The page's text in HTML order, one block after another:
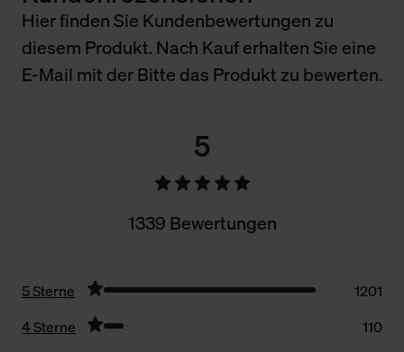
Hier finden Sie Kundenbewertungen zu
diesem Produkt. Nach Kauf erhalten Sie eine
E-Mail mit der Bitte das Produkt zu bewerten.
5
1339 Bewertungen
5 Sterne
1201
4 Sterne
110